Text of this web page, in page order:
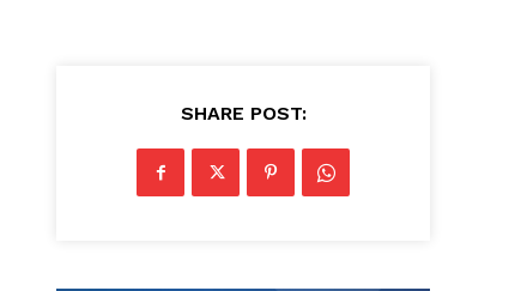
SHARE POST: